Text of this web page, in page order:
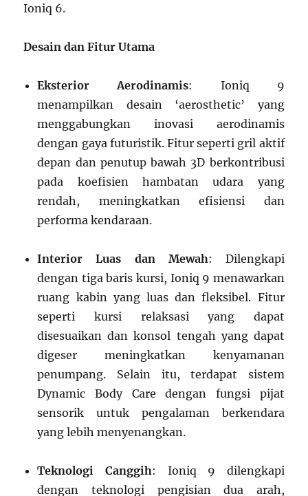
Ioniq 6.
Desain dan Fitur Utama
Eksterior Aerodinamis: Ioniq 9
menampilkan desain ‘aerosthetic’ yang
menggabungkan inovasi aerodinamis
dengan gaya futuristik. Fitur seperti gril aktif
depan dan penutup bawah 3D berkontribusi
pada koefisien hambatan udara yang
rendah, meningkatkan efisiensi dan
performa kendaraan.
Interior Luas dan Mewah: Dilengkapi
dengan tiga baris kursi, Ioniq 9 menawarkan
ruang kabin yang luas dan fleksibel. Fitur
seperti kursi relaksasi yang dapat
disesuaikan dan konsol tengah yang dapat
digeser meningkatkan kenyamanan
penumpang. Selain itu, terdapat sistem
Dynamic Body Care dengan fungsi pijat
sensorik untuk pengalaman berkendara
yang lebih menyenangkan.
Teknologi Canggih: Ioniq 9 dilengkapi
dengan teknologi pengisian dua arah,